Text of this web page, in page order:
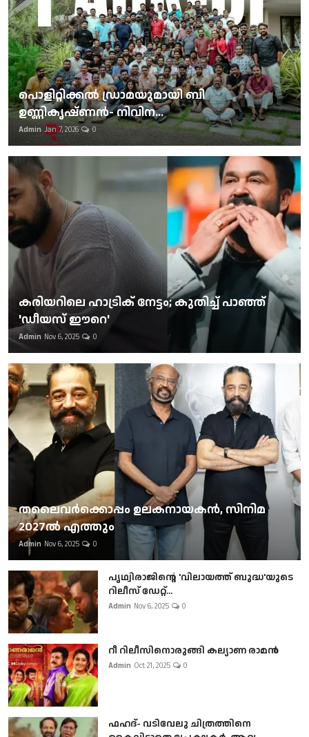
പൊളിറ്റിക്കല്‍ ഡ്രാമയുമായി ബി
ഉണ്ണികൃഷ്ണന്‍- നിവിന...
Admin Jan 7, 2026 0
കരിയറിലെ ഹാട്രിക് നേട്ടം; കുതിച്ച് പാഞ്ഞ്
'ഡീയസ് ഈറെ'
Admin Nov 6, 2025 0
തലൈവര്‍ക്കൊപ്പം ഉലകനായകന്‍, സിനിമ
2027ല്‍ എത്തും
Admin Nov 6, 2025 0
പൃഥ്വിരാജിന്റെ 'വിലായത്ത് ബുദ്ധ'യുടെ
റിലീസ് ഡേറ്റ്...
Admin Nov 6, 2025 0
റീ റിലീസിനൊരുങ്ങി കല്യാണ രാമൻ
Admin Oct 21, 2025 0
ഫഹദ്- വടിവേലു ചിത്രത്തിനെ